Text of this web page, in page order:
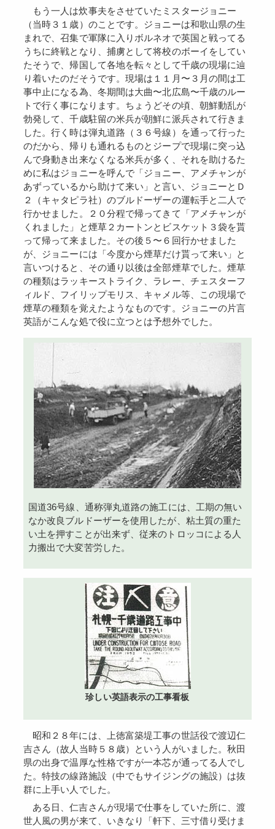
もう一人は炊事夫をさせていたミスタージョニー
（当時３１歳）のことです。ジョニーは和歌山県の生
まれで、召集で軍隊に入りボルネオで英国と戦ってる
うちに終戦となり、捕虜として将校のボーイをしてい
たそうで、帰国して各地を転々として千歳の現場に辿
り着いたのだそうです。現場は１１月〜３月の間は工
事中止になる為、冬期間は大曲〜北広島〜千歳のルー
トで行く事になります。ちょうどその頃、朝鮮動乱が
勃発して、千歳駐留の米兵が朝鮮に派兵されて行きま
した。行く時は弾丸道路（３６号線）を通って行った
のだから、帰りも通れるものとジープで現場に突っ込
んで身動き出来なくなる米兵が多く、それを助けるた
めに私はジョニーを呼んで「ジョニー、アメチャンが
あずっているから助けて来い」と言い、ジョニーとＤ
２（キャタピラ社）のブルドーザーの運転手と二人で
行かせました。２０分程で帰ってきて「アメチャンが
くれました」と煙草２カートンとビスケット３袋を貰
って帰って来ました。その後５〜６回行かせました
が、ジョニーには「今度から煙草だけ貰って来い」と
言いつけると、その通り以後は全部煙草でした。煙草
の種類はラッキーストライク、ラレー、チェスターフ
ィルド、フイリップモリス、キャメル等、この現場で
煙草の種類を覚えたようなものです。ジョニーの片言
英語がこんな処で役に立つとは予想外でした。
国道36号線、通称弾丸道路の施工には、工期の無い
なか改良ブルドーザーを使用したが、粘土質の重た
い土を押すことが出来ず、従来のトロッコによる人
力搬出で大変苦労した。
珍しい英語表示の工事看板
昭和２８年には、上徳富築堤工事の世話役で渡辺仁
吉さん（故人当時５８歳）という人がいました。秋田
県の出身で温厚な性格ですが一本芯が通ってる人でし
た。特技の線路施設（中でもサイジングの施設）は抜
群に上手い人でした。
ある日、仁吉さんが現場で仕事をしていた所に、渡
世人風の男が来て、いきなり「軒下、三寸借り受けま